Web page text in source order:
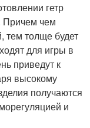
гетр
Причем чем
тем толще будет
для игры в
приведут к
высокому
получаются
и